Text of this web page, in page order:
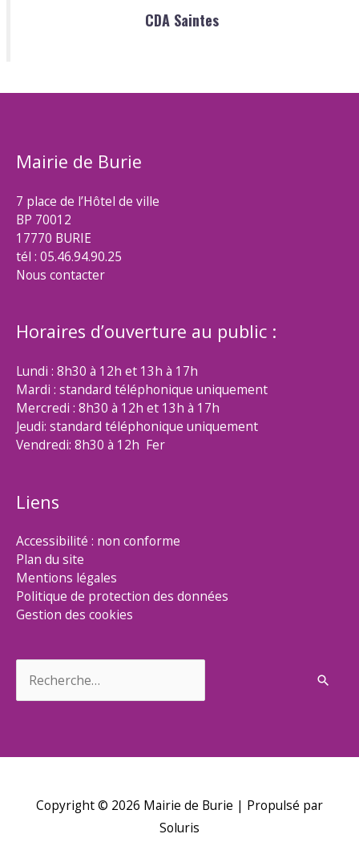
CDA Saintes
Mairie de Burie
7 place de l’Hôtel de ville
BP 70012
17770 BURIE
tél : 05.46.94.90.25
Nous contacter
Horaires d’ouverture au public :
Lundi : 8h30 à 12h et 13h à 17h
Mardi : standard téléphonique uniquement
Mercredi : 8h30 à 12h et 13h à 17h
Jeudi: standard téléphonique uniquement
Vendredi: 8h30 à 12h Fer
Liens
Accessibilité : non conforme
Plan du site
Mentions légales
Politique de protection des données
Gestion des cookies
Copyright © 2026 Mairie de Burie | Propulsé par
Soluris